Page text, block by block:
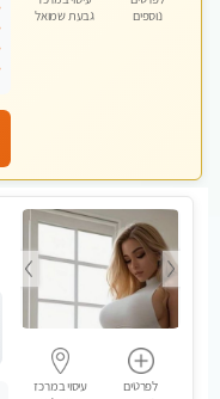
נוספים
גבעת שמואל
לפרטים
עיסוי במרכז